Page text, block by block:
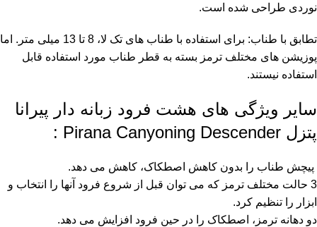
نوردی طراحی شده است.
تطابق با طناب: برای استفاده با طناب های تک لا، 8 تا 13 میلی متر. اما
پوزیشن های مختلف ترمز بسته به قطر طناب مورد استفاده قابل
استفاده نیستند.
سایر ویژگی های هشت فرود زبانه دار پیرانا
پتزل Pirana Canyoning Descender :
پیچش طناب را بدون کاهش اصطکاک، کاهش می دهد.
3 حالت مختلف ترمز که می توان قبل از شروع فرود آنها را انتخاب و
ابزار را تنظیم کرد.
دو دهانه ترمز، اصطکاک را در حین فرود افزایش می دهد.